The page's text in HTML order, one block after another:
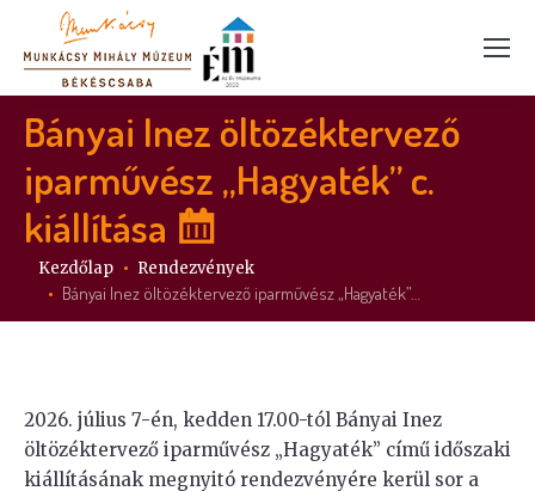
Bányai Inez öltözéktervező
iparművész „Hagyaték” c.
kiállítása
Itt vagy:
Kezdőlap Rendezvények
Bányai Inez öltözéktervező iparművész „Hagyaték”…
2026. július 7-én, kedden 17.00-tól Bányai Inez
öltözéktervező iparművész „Hagyaték” című időszaki
kiállításának megnyitó rendezvényére kerül sor a